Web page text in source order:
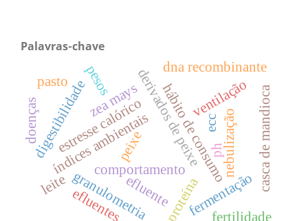
Palavras-chave
peixederivados de peixe
hábito de consumo
comportamento
estresse calórico
índices ambientais nebulização
ventilação
digestibilidade
efluente fermentação
ph
proteína
dna recombinante
zea mays
granulometria
casca de mandioca
efluentes
pesos
pasto
doenças
leite
ecc
fertilidade